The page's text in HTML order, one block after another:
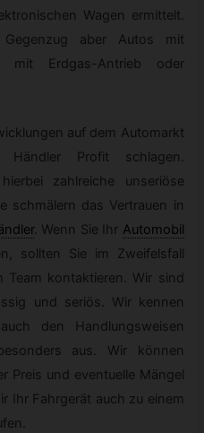
Wagen ermittelt.
aber Autos mit
mit Erdgas-Antrieb oder
auf dem Automarkt
Profit schlagen.
zahlreiche unseriöse
schmälern das Vertrauen in
. Wenn Sie Ihr Automobil
sollten Sie im Zweifelsfall
Team kontaktieren. Wir sind
und seriös. Wir kennen
den Handlungsweisen
aus. Wir können
Preis und eventuelle Mängel
Ihr Fahrgerät auch zu einem